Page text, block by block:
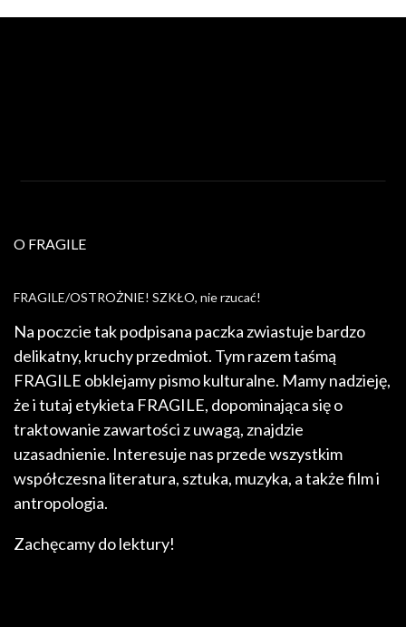
O FRAGILE
FRAGILE/OSTROŻNIE! SZKŁO, nie rzucać!
Na poczcie tak podpisana paczka zwiastuje bardzo
delikatny, kruchy przedmiot. Tym razem taśmą
FRAGILE obklejamy pismo kulturalne. Mamy nadzieję,
że i tutaj etykieta FRAGILE, dopominająca się o
traktowanie zawartości z uwagą, znajdzie
uzasadnienie. Interesuje nas przede wszystkim
współczesna literatura, sztuka, muzyka, a także film i
antropologia.
Zachęcamy do lektury!